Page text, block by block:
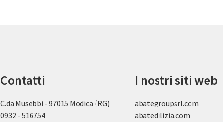
Contatti
C.da Musebbi - 97015 Modica (RG)
0932 - 516754
I nostri siti web
abategroupsrl.com
abatedilizia.com